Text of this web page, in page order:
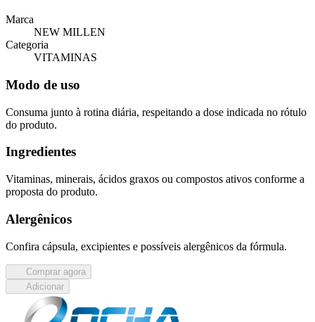
Marca
NEW MILLEN
Categoria
VITAMINAS
Modo de uso
Consuma junto à rotina diária, respeitando a dose indicada no rótulo
do produto.
Ingredientes
Vitaminas, minerais, ácidos graxos ou compostos ativos conforme a
proposta do produto.
Alergênicos
Confira cápsula, excipientes e possíveis alergênicos da fórmula.
Comprar agora
Adicionar